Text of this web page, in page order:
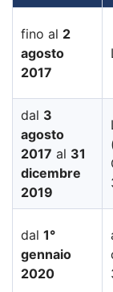
fino al 2
agosto
2017
dal 3
agosto
2017 al 31
dicembre
2019
dal 1°
gennaio
2020